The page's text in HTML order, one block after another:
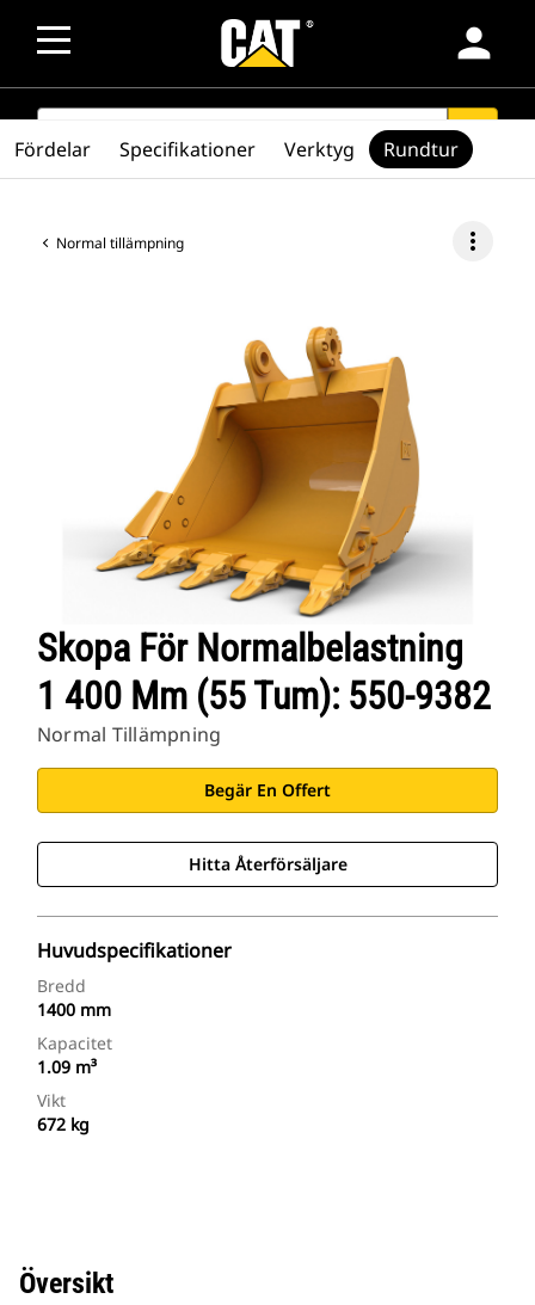
person
SEARCH search
Normal tillämpning more_vert
Skopa För Normalbelastning
1 400 Mm (55 Tum): 550-9382
Normal Tillämpning
Begär En Offert
Hitta Återförsäljare
Huvudspecifikationer
Bredd
1400 mm
Kapacitet
1.09 m³
Vikt
672 kg
Fördelar Specifikationer Verktyg Rundtur
Översikt